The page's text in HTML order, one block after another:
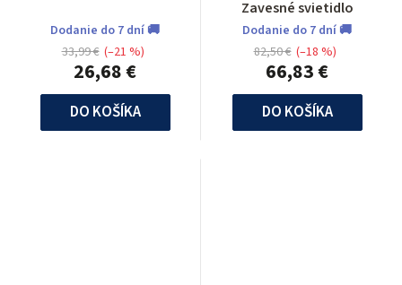
Dodanie do 7 dní 🚚
26,68 €
33,99 € (–21 %)
DO KOŠÍKA
Zavesné svietidlo
Dodanie do 7 dní 🚚
66,83 €
82,50 € (–18 %)
DO KOŠÍKA